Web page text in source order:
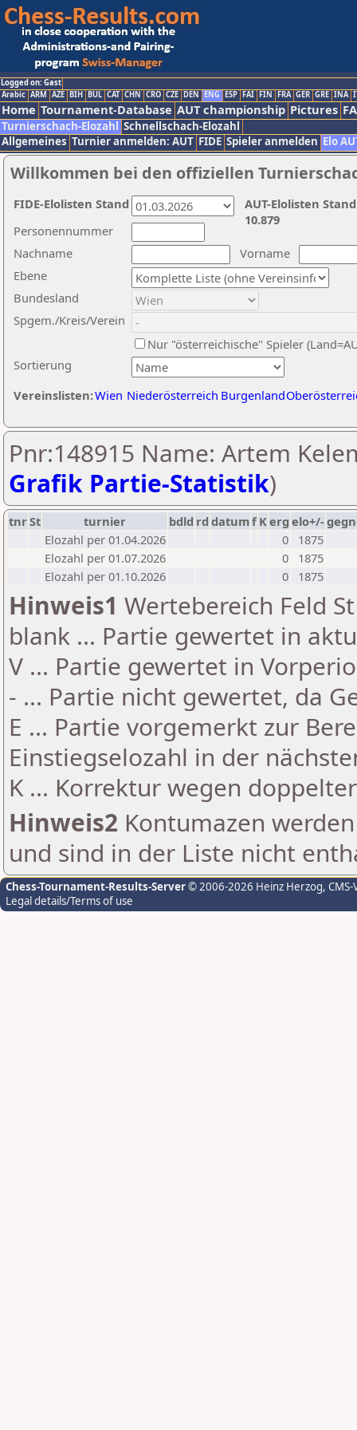
Logged on: Gast
Arabic ARM AZE BIH BUL CAT CHN CRO CZE DEN ENG ESP FAI FIN FRA GER GRE INA
Home Tournament-Database AUT championship Pictures
Turnierschach-Elozahl Schnellschach-Elozahl
Allgemeines Turnier anmelden: AUT FIDE Spieler anmelden Elo
Willkommen bei den offiziellen
Nachname
Vorname
Ebene
Sortierung
Personennummer
Bundesland
Spgem./Kreis/Verein
Nur "österreichische" Spieler
Vereinslisten:Wien Niederösterreich Burgenland
AUT-Elolisten
10.879
FIDE-Elolisten Stand
Pnr:148915 Name: Artem
Grafik Partie-Statistik)
tnrSt turnier bdld rd datumf Kerg elo+/-
Elozahl per 01.04.2026
0
1875
Elozahl per 01.07.2026
0
1875
Elozahl per 01.10.2026
0 1875
Hinweis1 Wertebereich Feld
blank ... Partie gewertet in
V ... Partie gewertet in
- ... Partie nicht gewertet, da
E ... Partie vorgemerkt zur
Einstiegselozahl in der
K ... Korrektur wegen
Hinweis2 Kontumazen
und sind in der Liste nicht
Chess-Tournament-Results-Server© 2006-2026 Heinz Herzog,
Legal details/Terms of use